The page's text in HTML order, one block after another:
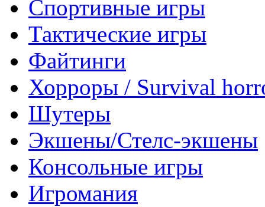
Спортивные игры
Тактические игры
Файтинги
Хорроры / Survival
Шутеры
Экшены/Стелс-экшены
Консольные игры
Игромания